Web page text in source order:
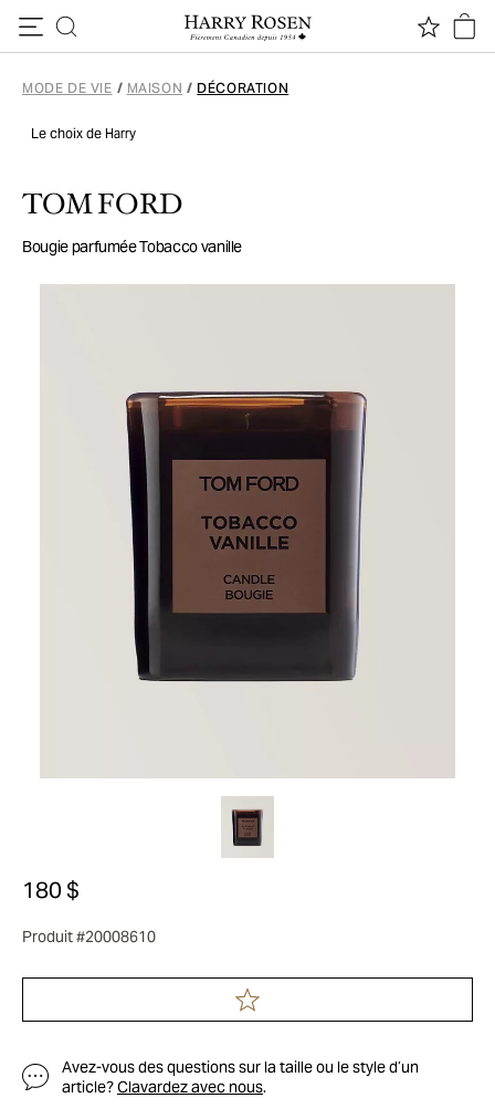
MODE DE VIE / MAISON / DÉCORATION
Le choix de Harry
TOM FORD
Bougie parfumée Tobacco vanille
180 $
Produit #20008610
Avez-vous des questions sur la taille ou le style d’un
article?Clavardez avec nous.